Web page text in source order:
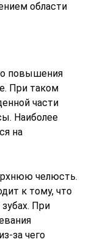
области
повышения
При таком
части
Наиболее
на
челюсть.
к тому, что
При
за чего